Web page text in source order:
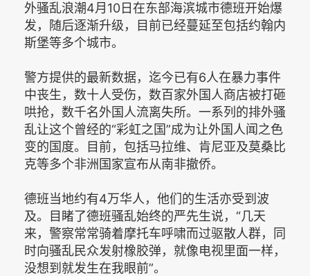
外骚乱浪潮4月10日在东部海滨城市德班开始爆
发，随后逐渐升级，目前已经蔓延至包括约翰内
斯堡等多个城市。
警方提供的最新数据，迄今已有6人在暴力事件
中丧生，数十人受伤，数百家外国人商店被打砸
哄抢，数千名外国人流离失所。一系列的排外骚
乱让这个曾经的“彩虹之国”成为让外国人闻之色
变的国度。目前，包括马拉维、肯尼亚及莫桑比
克等多个非洲国家宣布从南非撤侨。
德班当地约有4万华人，他们的生活亦受到波
及。目睹了德班骚乱始终的严先生说，“几天
来，警察常常骑着摩托车呼啸而过驱散人群，同
时向骚乱民众发射橡胶弹，就像电视里面一样，
没想到就发生在我眼前”。